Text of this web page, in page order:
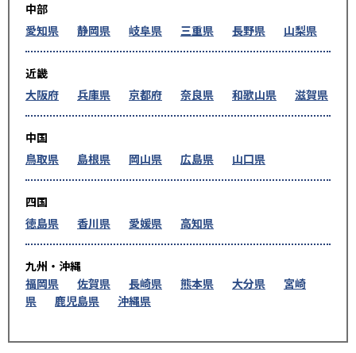
中部
愛知県
静岡県 岐阜県 三重県 長野県 山梨県
近畿
大阪府
兵庫県 京都府 奈良県 和歌山県 滋賀県
中国
鳥取県
島根県 岡山県 広島県 山口県
四国
徳島県
香川県 愛媛県 高知県
九州・沖縄
福岡県
佐賀県 長崎県 熊本県 大分県
宮崎
県
鹿児島県 沖縄県